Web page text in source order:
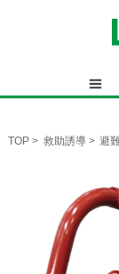
TOP > 救助誘導 > 避